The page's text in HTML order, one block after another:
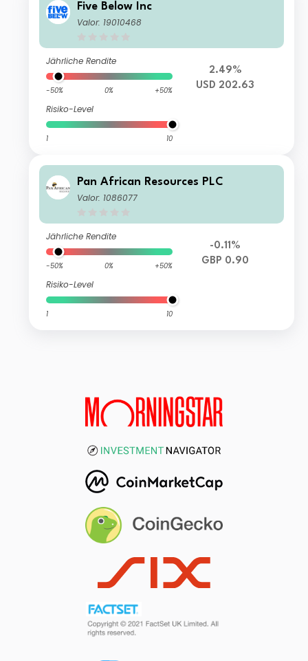
Five Below Inc
Valor: 19010468
Jährliche Rendite
-50% 0% +50%
Risiko-Level
1 10
2.49%
USD 202.63
Pan African Resources PLC
Valor: 1086077
Jährliche Rendite
-50% 0% +50%
Risiko-Level
1 10
-0.11%
GBP 0.90